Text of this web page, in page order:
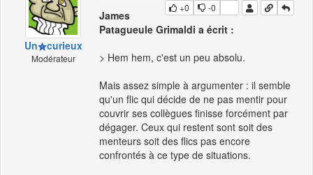
Un curieux
Modérateur
+0
-0
James
Patagueule Grimaldi a écrit :
> Hem hem, c'est un peu absolu.
Mais assez simple à argumenter : il semble
qu'un flic qui décide de ne pas mentir pour
couvrir ses collègues finisse forcément par
dégager. Ceux qui restent sont soit des
menteurs soit des flics pas encore
confrontés à ce type de situations.